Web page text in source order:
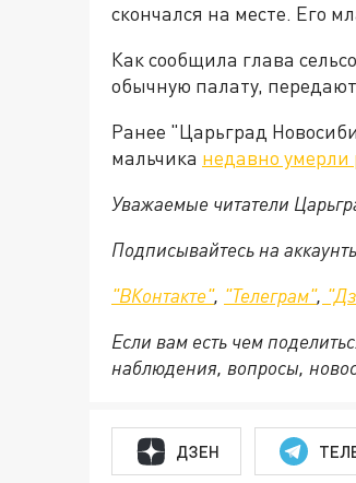
скончался на месте. Его
Как сообщила глава
обычную палату,
Ранее "Царьград
мальчика недавно умерли
Уважаемые читатели
Подписывайтесь на
"ВКонтакте", "Телеграм",
Если вам есть чем
наблюдения, вопросы,
ДЗЕН